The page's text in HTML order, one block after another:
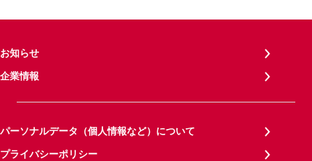
お知らせ
企業情報
パーソナルデータ（個人情報など）について
プライバシーポリシー